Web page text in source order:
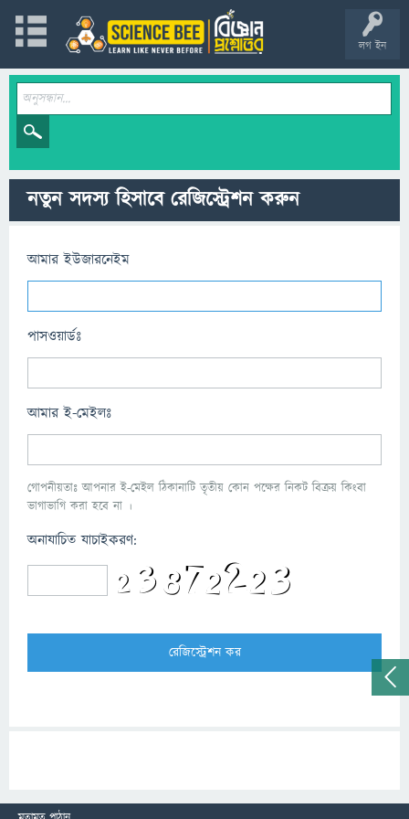
লগ ইন
নতুন সদস্য হিসাবে রেজিস্ট্রেশন করুন
আমার ইউজারনেইম
পাসওয়ার্ডঃ
আমার ই-মেইলঃ
গোপনীয়তাঃ আপনার ই-মেইল ঠিকানাটি তৃতীয় কোন পক্ষের নিকট বিক্রয় কিংবা
ভাগাভাগি করা হবে না ।
অনাযাচিত যাচাইকরণ: